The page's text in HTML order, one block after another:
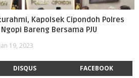
Kapolsek Cipondoh Polres
Bareng Bersama PJU
Jan 19, 2023
DISQUS FACEBOOK